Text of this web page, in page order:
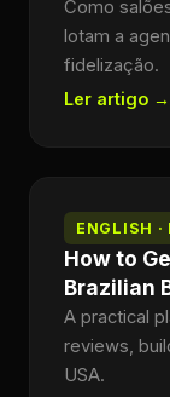
Como
lotam a
fidelização.
Ler artigo →
ENGLISH ·
How to
Brazilian
A practical
reviews,
USA.